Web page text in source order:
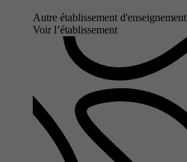
Autre établissement d'enseignement
Voir l’établissement